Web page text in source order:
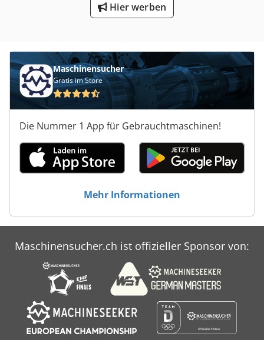
Hier werben
Maschinensucher
Gratis im Store
Die Nummer 1 App für Gebrauchtmaschinen!
Mehr Informationen
Maschinensucher.ch ist offizieller Sponsor von: